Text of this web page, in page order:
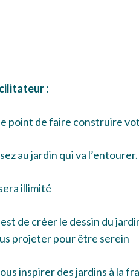
:
point de faire construire
au jardin qui va l’entourer.
illimité
de créer le dessin du
projeter pour être serein
inspirer des jardins à la